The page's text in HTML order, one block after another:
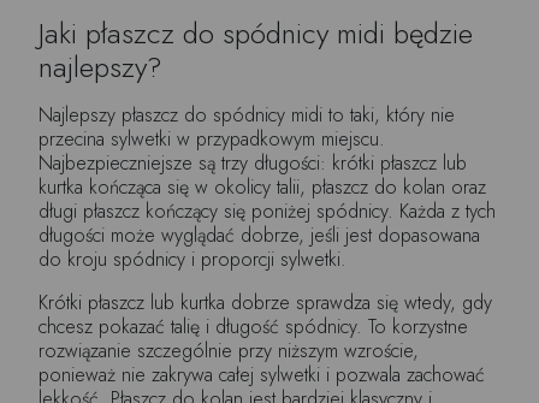
Jaki płaszcz do spódnicy midi będzie
najlepszy?
Najlepszy płaszcz do spódnicy midi to taki, który nie
przecina sylwetki w przypadkowym miejscu.
Najbezpieczniejsze są trzy długości: krótki płaszcz lub
kurtka kończąca się w okolicy talii, płaszcz do kolan oraz
długi płaszcz kończący się poniżej spódnicy. Każda z tych
długości może wyglądać dobrze, jeśli jest dopasowana
do kroju spódnicy i proporcji sylwetki.
Krótki płaszcz lub kurtka dobrze sprawdza się wtedy, gdy
chcesz pokazać talię i długość spódnicy. To korzystne
rozwiązanie szczególnie przy niższym wzroście,
ponieważ nie zakrywa całej sylwetki i pozwala zachować